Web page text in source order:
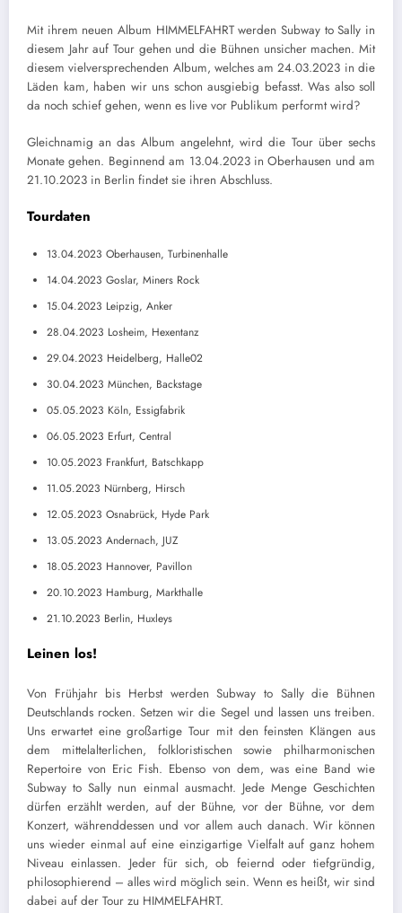
Mit ihrem neuen Album HIMMELFAHRT werden Subway to Sally in
diesem Jahr auf Tour gehen und die Bühnen unsicher machen. Mit
diesem vielversprechenden Album, welches am 24.03.2023 in die
Läden kam, haben wir uns schon ausgiebig befasst. Was also soll
da noch schief gehen, wenn es live vor Publikum performt wird?
Gleichnamig an das Album angelehnt, wird die Tour über sechs
Monate gehen. Beginnend am 13.04.2023 in Oberhausen und am
21.10.2023 in Berlin findet sie ihren Abschluss.
Tourdaten
13.04.2023 Oberhausen, Turbinenhalle
14.04.2023 Goslar, Miners Rock
15.04.2023 Leipzig, Anker
28.04.2023 Losheim, Hexentanz
29.04.2023 Heidelberg, Halle02
30.04.2023 München, Backstage
05.05.2023 Köln, Essigfabrik
06.05.2023 Erfurt, Central
10.05.2023 Frankfurt, Batschkapp
11.05.2023 Nürnberg, Hirsch
12.05.2023 Osnabrück, Hyde Park
13.05.2023 Andernach, JUZ
18.05.2023 Hannover, Pavillon
20.10.2023 Hamburg, Markthalle
21.10.2023 Berlin, Huxleys
Leinen los!
Von Frühjahr bis Herbst werden Subway to Sally die Bühnen
Deutschlands rocken. Setzen wir die Segel und lassen uns treiben.
Uns erwartet eine großartige Tour mit den feinsten Klängen aus
dem mittelalterlichen, folkloristischen sowie philharmonischen
Repertoire von Eric Fish. Ebenso von dem, was eine Band wie
Subway to Sally nun einmal ausmacht. Jede Menge Geschichten
dürfen erzählt werden, auf der Bühne, vor der Bühne, vor dem
Konzert, währenddessen und vor allem auch danach. Wir können
uns wieder einmal auf eine einzigartige Vielfalt auf ganz hohem
Niveau einlassen. Jeder für sich, ob feiernd oder tiefgründig,
philosophierend – alles wird möglich sein. Wenn es heißt, wir sind
dabei auf der Tour zu HIMMELFAHRT.